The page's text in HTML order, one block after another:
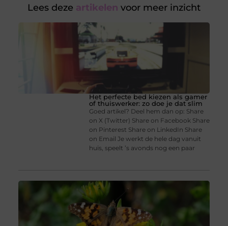
Lees deze artikelen voor meer inzicht
Het perfecte bed kiezen als gamer
of thuiswerker: zo doe je dat slim
Goed artikel? Deel hem dan op: Share
on X (Twitter) Share on Facebook Share
on Pinterest Share on LinkedIn Share
on Email Je werkt de hele dag vanuit
huis, speelt ’s avonds nog een paar